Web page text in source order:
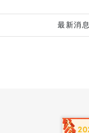
最新消息